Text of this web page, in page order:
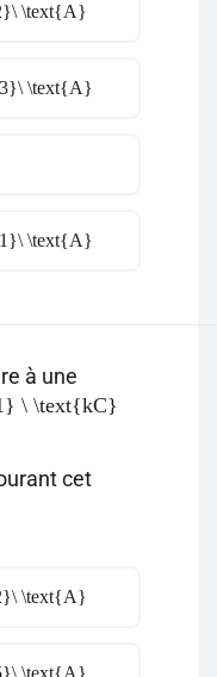
\text{A}
\text{A}
\text{A}
à une
\ \text{kC}
cet
\text{A}
\text{A}